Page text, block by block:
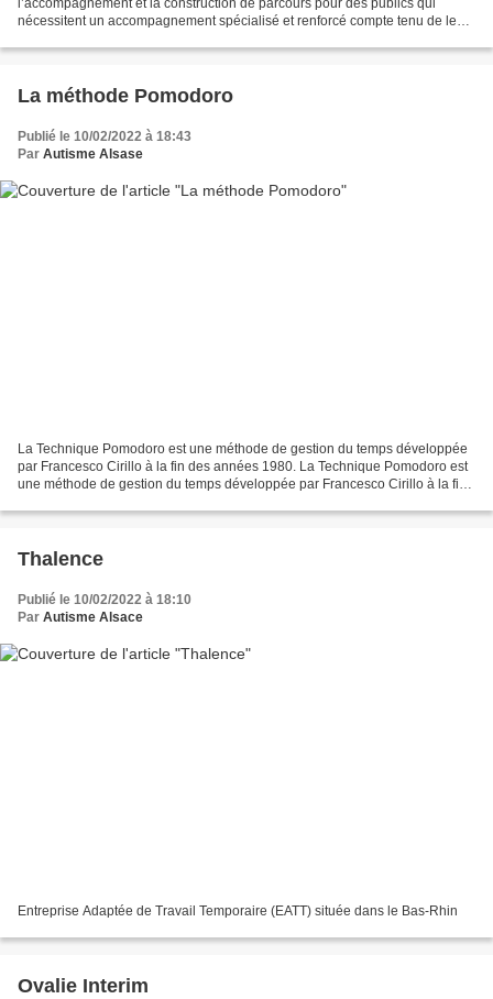
l’accompagnement et la construction de parcours pour des publics qui
nécessitent un accompagnement spécialisé et renforcé compte tenu de leur
La méthode Pomodoro
Publié le 10/02/2022 à 18:43
Par Autisme Alsase
La Technique Pomodoro est une méthode de gestion du temps développée
par Francesco Cirillo à la fin des années 1980. La Technique Pomodoro est
une méthode de gestion du temps développée par Francesco Cirillo à la fin
Thalence
Publié le 10/02/2022 à 18:10
Par Autisme Alsace
Entreprise Adaptée de Travail Temporaire (EATT) située dans le Bas-Rhin
Ovalie Interim